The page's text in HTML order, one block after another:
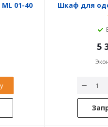
01-40 Шкаф для
5